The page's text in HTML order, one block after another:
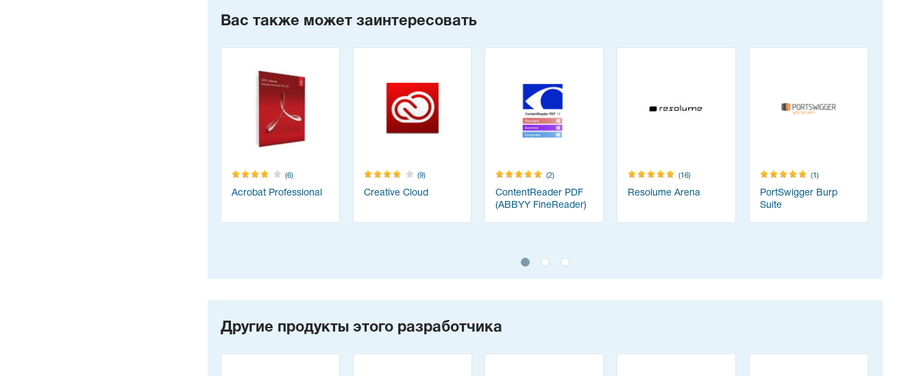
Вас также может заинтересовать
(6)
Acrobat Professional
(9)
Creative Cloud
(2)
ContentReader PDF
(ABBYY FineReader)
(16)
Resolume Arena
(1)
PortSwigger Burp
Suite
Другие продукты этого разработчика